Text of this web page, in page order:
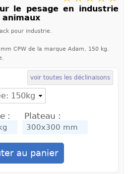
le pesage en industrie
pour industrie.
CPW de la marque Adam, 150 kg.
voir toutes les déclinaisons
: Plateau :